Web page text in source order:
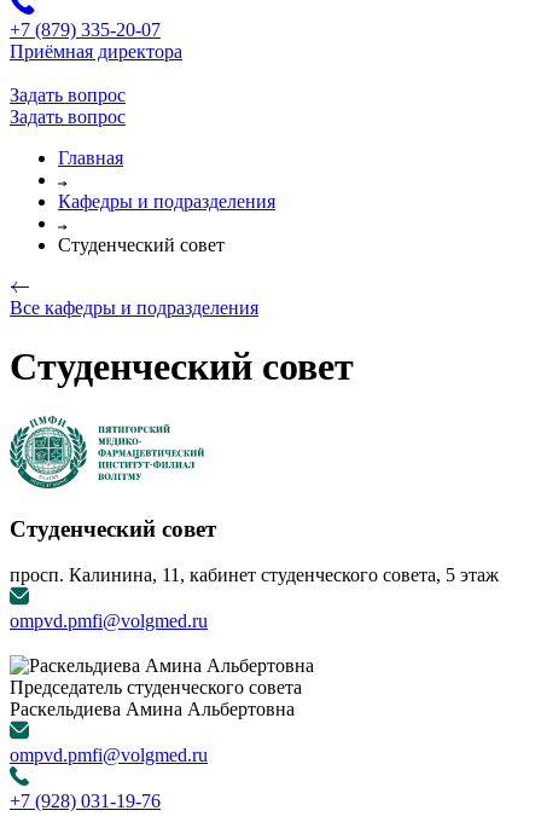
+7 (879) 335-20-07
Приёмная директора
Задать вопрос
Задать вопрос
Главная
Кафедры и подразделения
Студенческий совет
Все кафедры и подразделения
Студенческий совет
Студенческий совет
просп. Калинина, 11, кабинет студенческого совета, 5 этаж
ompvd.pmfi@volgmed.ru
Председатель студенческого совета
Раскельдиева Амина Альбертовна
ompvd.pmfi@volgmed.ru
+7 (928) 031-19-76